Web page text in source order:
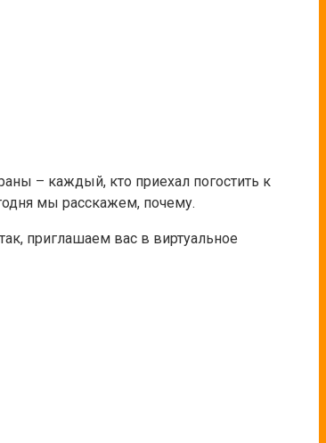
– каждый, кто приехал погостить к
мы расскажем, почему.
приглашаем вас в виртуальное